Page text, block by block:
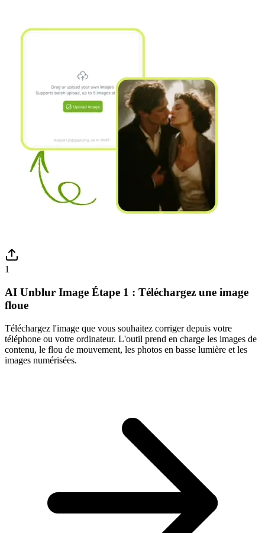
1
AI Unblur Image Étape 1 : Téléchargez une image
floue
Téléchargez l'image que vous souhaitez corriger depuis votre
téléphone ou votre ordinateur. L'outil prend en charge les images de
contenu, le flou de mouvement, les photos en basse lumière et les
images numérisées.